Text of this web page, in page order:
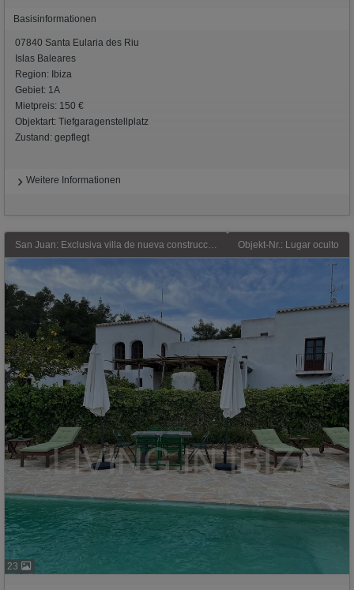
Basisinformationen
07840 Santa Eularia des Riu
Islas Baleares
Region: Ibiza
Gebiet: 1A
Mietpreis: 150 €
Objektart: Tiefgaragenstellplatz
Zustand: gepflegt
Weitere Informationen
San Juan: Exclusiva villa de nueva construcción en estilo contemporáneo-mediterráneo piscina de agua salada, calefacción por suelo radiante, alquiler anual con Objekt-Nr.: Lugar oculto
23